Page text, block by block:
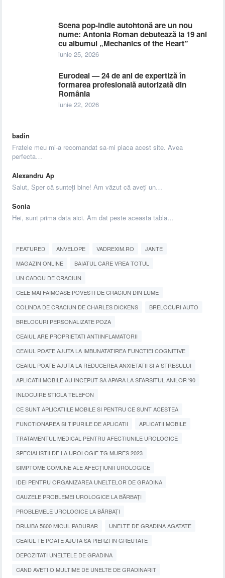
Scena pop-indie autohtonă are un nou
nume: Antonia Roman debutează la 19 ani
cu albumul „Mechanics of the Heart”
iunie 25, 2026
Eurodeal — 24 de ani de expertiză în
formarea profesională autorizată din
România
iunie 22, 2026
badin
Fratele meu mi-a recomandat sa-mi placa acest site. Avea
perfecta…
Alexandru Ap
Salut, Sper că sunteți bine! Am văzut că aveți un…
Sonia
Hei, sunt prima data aici. Am dat peste aceasta tabla…
FEATURED ANVELOPE VADREXIM.RO
JANTE
MAGAZIN ONLINE
BAIATUL CARE VREA TOTUL
UN CADOU DE CRACIUN
CELE MAI FAIMOASE POVESTI DE CRACIUN DIN LUME
COLINDA DE CRACIUN DE CHARLES DICKENS
BRELOCURI AUTO
BRELOCURI PERSONALIZATE POZA
CEAIUL ARE PROPRIETATI ANTIINFLAMATORII
CEAIUL POATE AJUTA LA IMBUNATATIREA FUNCTIEI COGNITIVE
CEAIUL POATE AJUTA LA REDUCEREA ANXIETATII SI A STRESULUI
APLICATII MOBILE AU INCEPUT SA APARA LA SFARSITUL ANILOR '90
INLOCUIRE STICLA TELEFON
CE SUNT APLICATIILE MOBILE SI PENTRU CE SUNT ACESTEA
FUNCTIONAREA SI TIPURILE DE APLICATII
APLICATII MOBILE
TRATAMENTUL MEDICAL PENTRU AFECTIUNILE UROLOGICE
SPECIALISTII DE LA UROLOGIE TG MURES 2023
SIMPTOME COMUNE ALE AFECȚIUNII UROLOGICE
IDEI PENTRU ORGANIZAREA UNELTELOR DE GRADINA
CAUZELE PROBLEMEI UROLOGICE LA BĂRBAȚI
PROBLEMELE UROLOGICE LA BĂRBAȚI
DRUJBA 5600 MICUL PADURAR
UNELTE DE GRADINA AGATATE
CEAIUL TE POATE AJUTA SA PIERZI IN GREUTATE
DEPOZITATI UNELTELE DE GRADINA
CAND AVETI O MULTIME DE UNELTE DE GRADINARIT